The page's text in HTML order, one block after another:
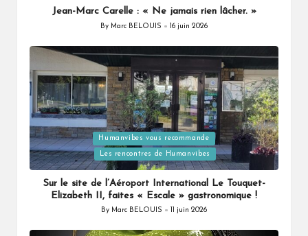
Jean-Marc Carelle : « Ne jamais rien lâcher. »
Posted
By Marc BELOUIS 16 juin 2026
Posted
in
Humanvibes vous recommande
Les rencontres de Humanvibes
Sur le site de l’Aéroport International Le Touquet-
Elizabeth II, faites « Escale » gastronomique !
Posted
By Marc BELOUIS 11 juin 2026